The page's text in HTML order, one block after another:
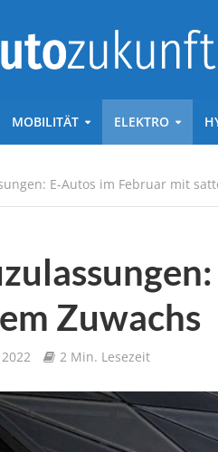
MOBILITÄT ELEKTRO
E-Autos im Februar mit
Zuwachs
2 Min. Lesezeit